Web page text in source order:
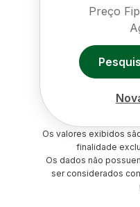
Preço
Os valores exibidos
finalidade
Os dados não
ser considerados